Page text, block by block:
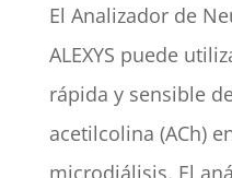
El Analizador de
ALEXYS puede
rápida y sensible
acetilcolina (ACh)
microdiálisis. El